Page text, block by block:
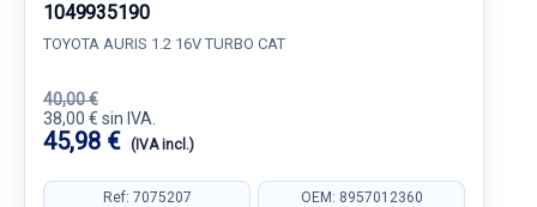
1049935190
TOYOTA AURIS 1.2 16V TURBO CAT
40,00 €
38,00 € sin IVA.
45,98 € (IVA incl.)
Ref: 7075207 OEM: 8957012360